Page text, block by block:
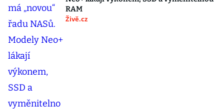
RAM
Živě.cz